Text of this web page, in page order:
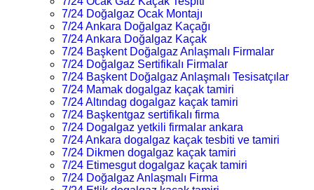
7/24 Doğalgaz Ocak Montajı
7/24 Ankara Doğalgaz Kaçağı
7/24 Ankara Doğalgaz Kaçak
7/24 Başkent Doğalgaz Anlaşmalı Firmalar
7/24 Doğalgaz Sertifikalı Firmalar
7/24 Başkent Doğalgaz Anlaşmalı Tesisatçılar
7/24 Mamak dogalgaz kaçak tamiri
7/24 Altındag dogalgaz kaçak tamiri
7/24 Başkentgaz sertifikalı firma
7/24 Dogalgaz yetkili firmalar ankara
7/24 Ankara dogalgaz kaçak tesbiti ve tamiri
7/24 Dikmen dogalgaz kaçak tamiri
7/24 Etimesgut dogalgaz kaçak tamiri
7/24 Doğalgaz Anlaşmalı Firma